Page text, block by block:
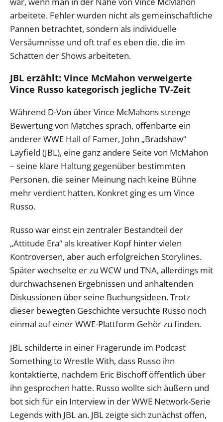
arbeitete. Fehler wurden nicht als gemeinschaftliche
Pannen betrachtet, sondern als individuelle
Versäumnisse und oft traf es eben die, die im
Schatten der Shows arbeiteten.
JBL erzählt: Vince McMahon verweigerte
Vince Russo kategorisch jegliche TV-Zeit
Während D-Von über Vince McMahons strenge
Bewertung von Matches sprach, offenbarte ein
anderer WWE Hall of Famer, John „Bradshaw“
Layfield (JBL), eine ganz andere Seite von McMahon
– seine klare Haltung gegenüber bestimmten
Personen, die seiner Meinung nach keine Bühne
mehr verdient hatten. Konkret ging es um Vince
Russo.
Russo war einst ein zentraler Bestandteil der
„Attitude Era“ als kreativer Kopf hinter vielen
Kontroversen, aber auch erfolgreichen Storylines.
Später wechselte er zu WCW und TNA, allerdings mit
durchwachsenen Ergebnissen und anhaltenden
Diskussionen über seine Buchungsideen. Trotz
dieser bewegten Geschichte versuchte Russo noch
einmal auf einer WWE-Plattform Gehör zu finden.
JBL schilderte in einer Fragerunde im Podcast
Something to Wrestle With, dass Russo ihn
kontaktierte, nachdem Eric Bischoff öffentlich über
ihn gesprochen hatte. Russo wollte sich äußern und
bot sich für ein Interview in der WWE Network-Serie
Legends with JBL an. JBL zeigte sich zunächst offen,